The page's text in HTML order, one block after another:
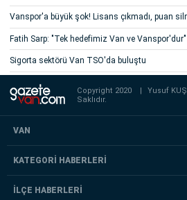
Vanspor'a büyük şok! Lisans çıkmadı, puan
Fatih Sarp: "Tek hedefimiz Van ve Vanspor'dur"
Sigorta sektörü Van TSO'da buluştu
Copyright 2020 | Yusuf
Saklıdır.
VAN
KATEGORİ HABERLERİ
İLÇE HABERLERİ